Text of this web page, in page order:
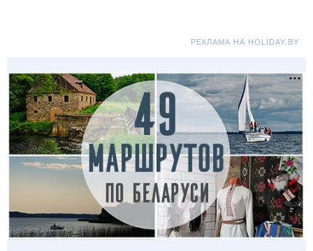
РЕКЛАМА НА HOLIDAY.BY